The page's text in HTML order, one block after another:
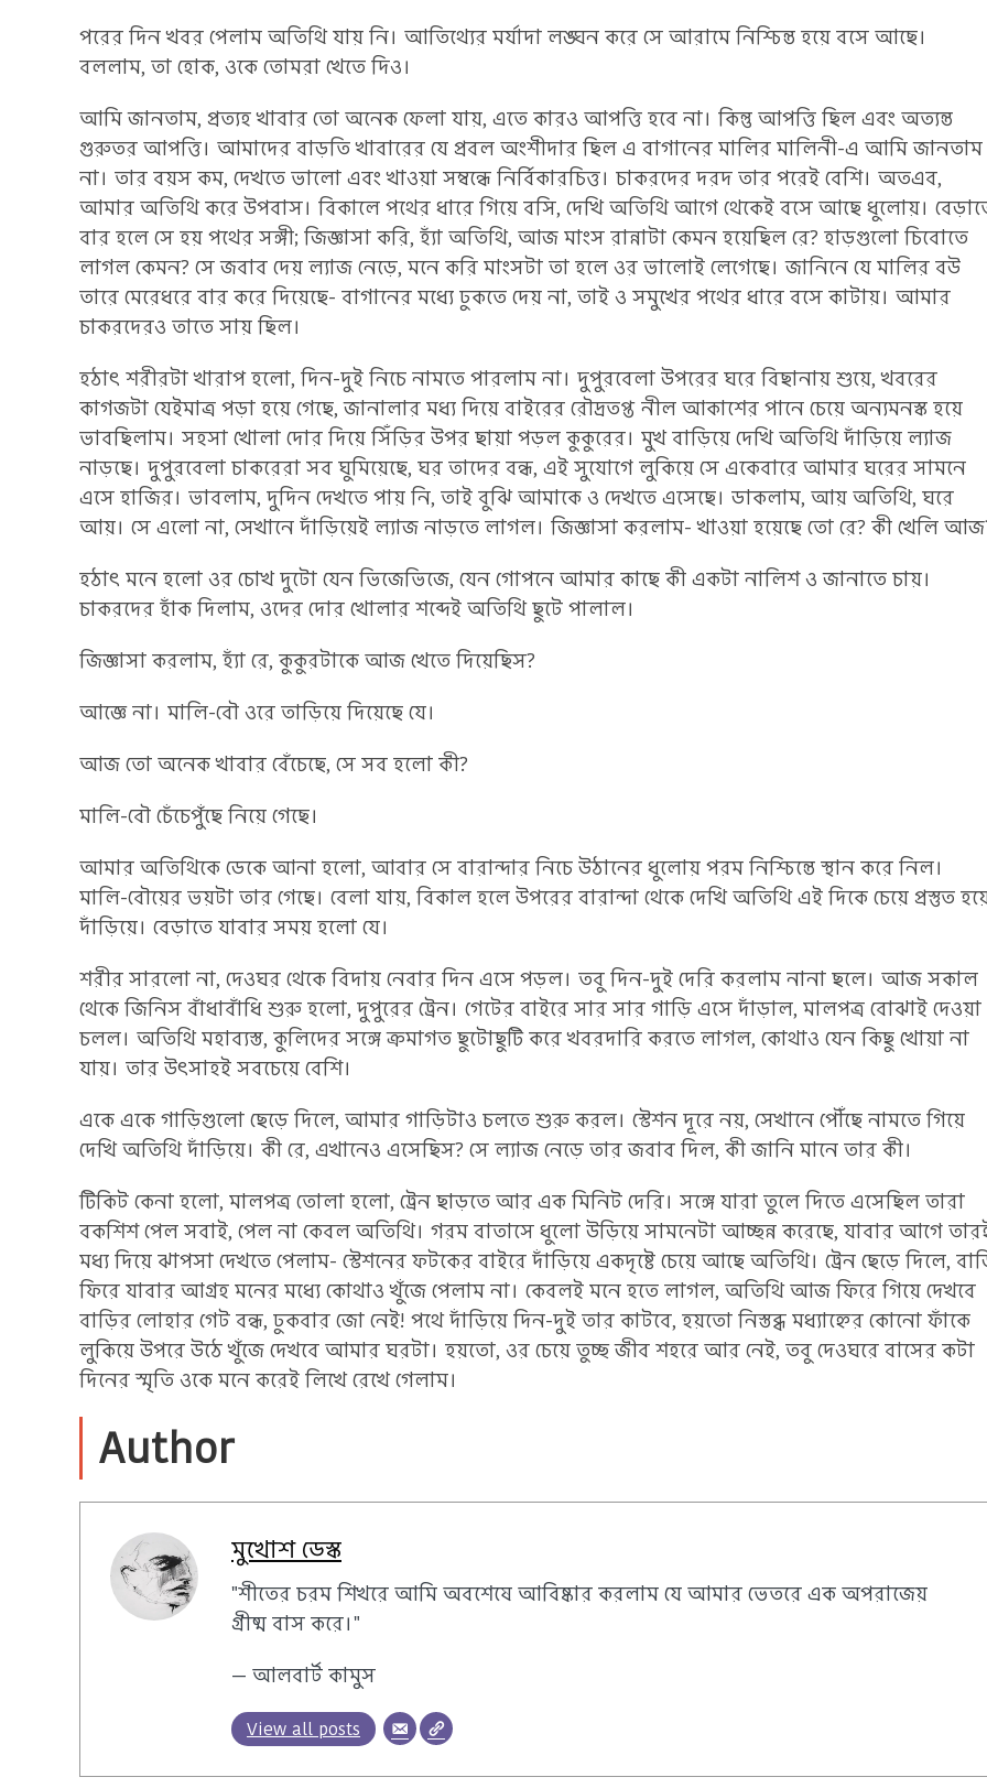
পরের দিন খবর পেলাম অতিথি যায় নি। আতিথ্যের মর্যাদা লঙ্ঘন করে সে আরামে নিশ্চিন্ত হয়ে বসে আছে।
বললাম, তা হোক, ওকে তোমরা খেতে দিও।
আমি জানতাম, প্রত্যহ খাবার তো অনেক ফেলা যায়, এতে কারও আপত্তি হবে না। কিন্তু আপত্তি ছিল এবং অত্যন্ত
গুরুতর আপত্তি। আমাদের বাড়তি খাবারের যে প্রবল অংশীদার ছিল এ বাগানের মালির মালিনী-এ আমি জানতাম
না। তার বয়স কম, দেখতে ভালো এবং খাওয়া সম্বন্ধে নির্বিকারচিত্ত। চাকরদের দরদ তার পরেই বেশি। অতএব,
আমার অতিথি করে উপবাস। বিকালে পথের ধারে গিয়ে বসি, দেখি অতিথি আগে থেকেই বসে আছে ধুলোয়।
বার হলে সে হয় পথের সঙ্গী; জিজ্ঞাসা করি, হ্যাঁ অতিথি, আজ মাংস রান্নাটা কেমন হয়েছিল রে? হাড়গুলো চিবোতে
লাগল কেমন? সে জবাব দেয় ল্যাজ নেড়ে, মনে করি মাংসটা তা হলে ওর ভালোই লেগেছে। জানিনে যে মালির বউ
তারে মেরেধরে বার করে দিয়েছে- বাগানের মধ্যে ঢুকতে দেয় না, তাই ও সমুখের পথের ধারে বসে কাটায়। আমার
চাকরদেরও তাতে সায় ছিল।
হঠাৎ শরীরটা খারাপ হলো, দিন-দুই নিচে নামতে পারলাম না। দুপুরবেলা উপরের ঘরে বিছানায় শুয়ে, খবরের
কাগজটা যেইমাত্র পড়া হয়ে গেছে, জানালার মধ্য দিয়ে বাইরের রৌদ্রতপ্ত নীল আকাশের পানে চেয়ে অন্যমনস্ক হয়ে
ভাবছিলাম। সহসা খোলা দোর দিয়ে সিঁড়ির উপর ছায়া পড়ল কুকুরের। মুখ বাড়িয়ে দেখি অতিথি দাঁড়িয়ে ল্যাজ
নাড়ছে। দুপুরবেলা চাকরেরা সব ঘুমিয়েছে, ঘর তাদের বন্ধ, এই সুযোগে লুকিয়ে সে একেবারে আমার ঘরের সামনে
এসে হাজির। ভাবলাম, দুদিন দেখতে পায় নি, তাই বুঝি আমাকে ও দেখতে এসেছে। ডাকলাম, আয় অতিথি, ঘরে
আয়। সে এলো না, সেখানে দাঁড়িয়েই ল্যাজ নাড়তে লাগল। জিজ্ঞাসা করলাম- খাওয়া হয়েছে তো রে? কী খেলি
হঠাৎ মনে হলো ওর চোখ দুটো যেন ভিজেভিজে, যেন গোপনে আমার কাছে কী একটা নালিশ ও জানাতে চায়।
চাকরদের হাঁক দিলাম, ওদের দোর খোলার শব্দেই অতিথি ছুটে পালাল।
জিজ্ঞাসা করলাম, হ্যাঁ রে, কুকুরটাকে আজ খেতে দিয়েছিস?
আজ্ঞে না। মালি-বৌ ওরে তাড়িয়ে দিয়েছে যে।
আজ তো অনেক খাবার বেঁচেছে, সে সব হলো কী?
মালি-বৌ চেঁচেপুঁছে নিয়ে গেছে।
আমার অতিথিকে ডেকে আনা হলো, আবার সে বারান্দার নিচে উঠানের ধুলোয় পরম নিশ্চিন্তে স্থান করে নিল।
মালি-বৌয়ের ভয়টা তার গেছে। বেলা যায়, বিকাল হলে উপরের বারান্দা থেকে দেখি অতিথি এই দিকে চেয়ে প্রস্তুত
দাঁড়িয়ে। বেড়াতে যাবার সময় হলো যে।
শরীর সারলো না, দেওঘর থেকে বিদায় নেবার দিন এসে পড়ল। তবু দিন-দুই দেরি করলাম নানা ছলে। আজ সকাল
থেকে জিনিস বাঁধাবাঁধি শুরু হলো, দুপুরের ট্রেন। গেটের বাইরে সার সার গাড়ি এসে দাঁড়াল, মালপত্র বোঝাই দেওয়া
চলল। অতিথি মহাব্যস্ত, কুলিদের সঙ্গে ক্রমাগত ছুটোছুটি করে খবরদারি করতে লাগল, কোথাও যেন কিছু খোয়া না
যায়। তার উৎসাহই সবচেয়ে বেশি।
একে একে গাড়িগুলো ছেড়ে দিলে, আমার গাড়িটাও চলতে শুরু করল। স্টেশন দূরে নয়, সেখানে পৌঁছে নামতে গিয়ে
দেখি অতিথি দাঁড়িয়ে। কী রে, এখানেও এসেছিস? সে ল্যাজ নেড়ে তার জবাব দিল, কী জানি মানে তার কী।
টিকিট কেনা হলো, মালপত্র তোলা হলো, ট্রেন ছাড়তে আর এক মিনিট দেরি। সঙ্গে যারা তুলে দিতে এসেছিল তারা
বকশিশ পেল সবাই, পেল না কেবল অতিথি। গরম বাতাসে ধুলো উড়িয়ে সামনেটা আচ্ছন্ন করেছে, যাবার আগে
মধ্য দিয়ে ঝাপসা দেখতে পেলাম- স্টেশনের ফটকের বাইরে দাঁড়িয়ে একদৃষ্টে চেয়ে আছে অতিথি। ট্রেন ছেড়ে দিলে,
ফিরে যাবার আগ্রহ মনের মধ্যে কোথাও খুঁজে পেলাম না। কেবলই মনে হতে লাগল, অতিথি আজ ফিরে গিয়ে দেখবে
বাড়ির লোহার গেট বন্ধ, ঢুকবার জো নেই! পথে দাঁড়িয়ে দিন-দুই তার কাটবে, হয়তো নিস্তব্ধ মধ্যাহ্নের কোনো ফাঁকে
লুকিয়ে উপরে উঠে খুঁজে দেখবে আমার ঘরটা। হয়তো, ওর চেয়ে তুচ্ছ জীব শহরে আর নেই, তবু দেওঘরে বাসের কটা
দিনের স্মৃতি ওকে মনে করেই লিখে রেখে গেলাম।
Author
মুখোশ ডেস্ক
"শীতের চরম শিখরে আমি অবশেষে আবিষ্কার করলাম যে আমার ভেতরে এক অপরাজেয়
গ্রীষ্ম বাস করে।"
— আলবার্ট কামুস
View all posts